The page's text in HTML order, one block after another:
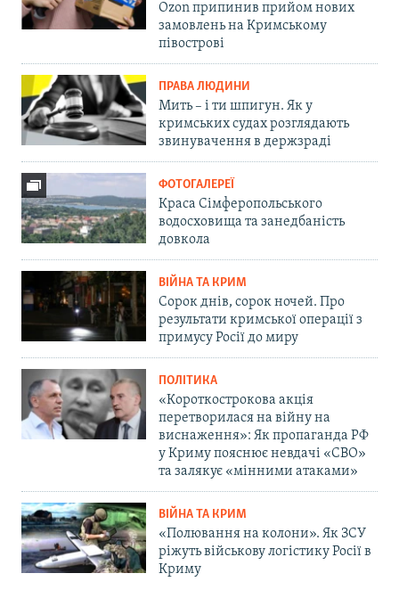
Ozon припинив прийом нових
замовлень на Кримському
півострові
ПРАВА ЛЮДИНИ
Мить – і ти шпигун. Як у
кримських судах розглядають
звинувачення в держзраді
ФОТОГАЛЕРЕЇ
Краса Сімферопольського
водосховища та занедбаність
довкола
ВІЙНА ТА КРИМ
Сорок днів, сорок ночей. Про
результати кримської операції з
примусу Росії до миру
ПОЛІТИКА
«Короткострокова акція
перетворилася на війну на
виснаження»: Як пропаганда РФ
у Криму пояснює невдачі «СВО»
та залякує «мінними атаками»
ВІЙНА ТА КРИМ
«Полювання на колони». Як ЗСУ
ріжуть військову логістику Росії в
Криму